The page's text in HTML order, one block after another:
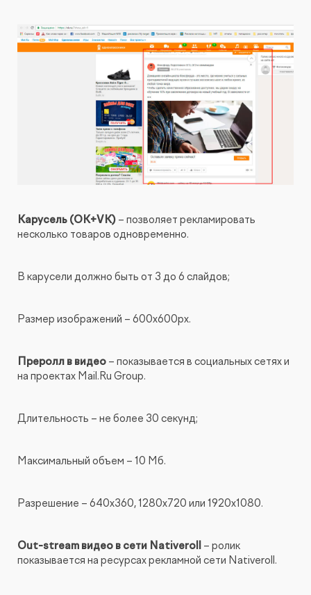
Карусель (OK+VK) – позволяет рекламировать
несколько товаров одновременно.
В карусели должно быть от 3 до 6 слайдов;
Размер изображений – 600x600px.
Преролл в видео – показывается в социальных сетях и
на проектах Mail.Ru Group.
Длительность – не более 30 секунд;
Максимальный объем – 10 Мб.
Разрешение – 640x360, 1280x720 или 1920x1080.
Out-stream видео в сети Nativeroll – ролик
показывается на ресурсах рекламной сети Nativeroll.